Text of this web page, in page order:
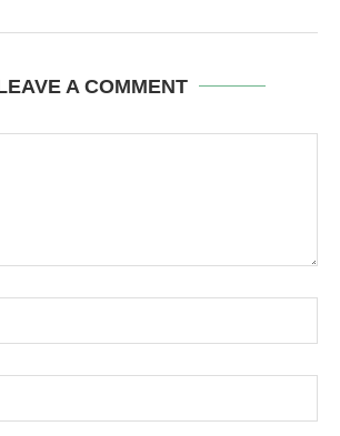
A COMMENT